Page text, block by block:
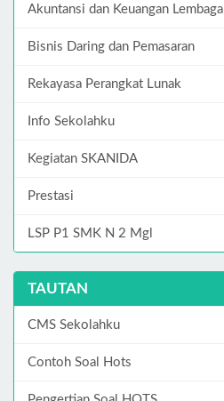
Akuntansi dan Keuangan Lembaga
Bisnis Daring dan Pemasaran
Rekayasa Perangkat Lunak
Info Sekolahku
Kegiatan SKANIDA
Prestasi
LSP P1 SMK N 2 Mgl
TAUTAN
CMS Sekolahku
Contoh Soal Hots